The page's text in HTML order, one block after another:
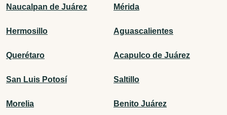
Naucalpan de Juárez Mérida
Hermosillo Aguascalientes
Querétaro Acapulco de Juárez
San Luis Potosí Saltillo
Morelia Benito Juárez